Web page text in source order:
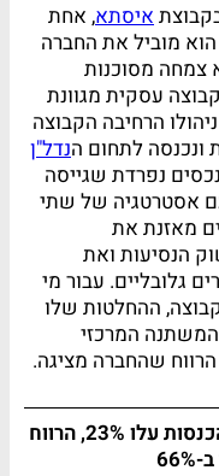
איסתא, אחת
מוביל את החברה
צמחה מסוכנות
עסקית מגוונת
הרחיבה הקבוצה
ונכנסה לתחום הנדל"ן
נפרדת שגייסה
אסטרטגיה של שתי
מאזנת את
הנסיעות ואת
גלובליים. עבור מי
ההחלטות שלו
המשתנה המרכזי
שהחברה מציגה.
איסתא: ההכנסות עלו 23%, הרווח